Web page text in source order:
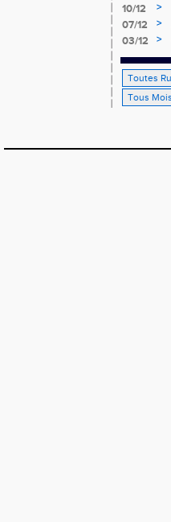
10/12
>
07/12
>
03/12
>